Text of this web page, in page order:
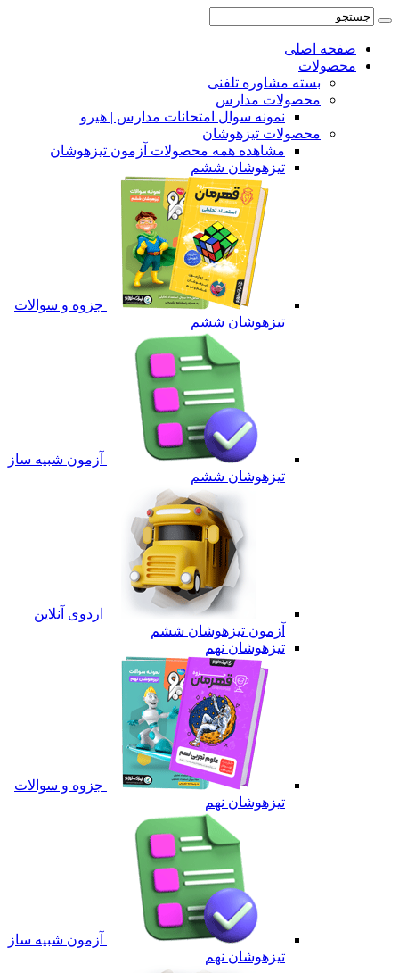
صفحه اصلی
محصولات
بسته مشاوره تلفنی
محصولات مدارس
نمونه سوال امتحانات مدارس | هیرو
محصولات تیزهوشان
مشاهده همه محصولات آزمون تیزهوشان
تیزهوشان ششم
جزوه و سوالات
تیزهوشان ششم
آزمون شبیه ساز
تیزهوشان ششم
اردوی آنلاین
آزمون تیزهوشان ششم
تیزهوشان نهم
جزوه و سوالات
تیزهوشان نهم
آزمون شبیه ساز
تیزهوشان نهم